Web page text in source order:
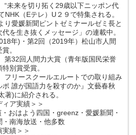
“未来を切り拓く29歳以下ニッポン代
NHK（Eテレ）U２９で特集される。
り愛媛新聞ピントゼミナールゼミ長と
代を生き抜くメッセージ」の連載中。
年)・第2回（2019年）松山市人間
。
第32回人間力大賞（青年版国民栄誉
別賞受賞。
フリースクールエルートでの取り組み
ポ 誰が国語力を殺すのか』文藝春秋
著)に紹介される。
ィア実績＞＞
おはよう四国・greenz・愛媛新聞・
・南海放送・他多数
実績＞＞